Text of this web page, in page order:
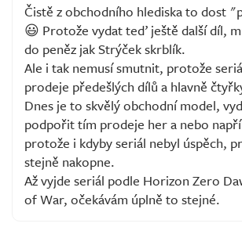
Čistě z obchodního hlediska to dost
😃 Protože vydat teď ještě další díl,
do peněz jak Strýček skrblík.
Ale i tak nemusí smutnit, protože
prodeje předešlých dílů a hlavně
Dnes je to skvělý obchodní model,
podpořit tím prodeje her a nebo
protože i kdyby seriál nebyl úspěch,
stejně nakopne.
Až vyjde seriál podle Horizon Zero
of War, očekávám úplně to stejné.